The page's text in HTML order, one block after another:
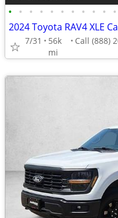
• • • • • • • • • • •
2024 Toyota RAV4 XLE
7/31
56k
mi